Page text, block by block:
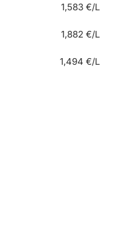
1,583 €/L
1,882 €/L
1,494 €/L